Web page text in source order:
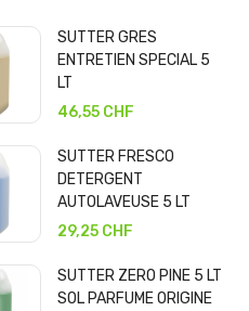
SUTTER GRES
ENTRETIEN SPECIAL 5
LT
46,55 CHF
SUTTER FRESCO
DETERGENT
AUTOLAVEUSE 5 LT
29,25 CHF
SUTTER ZERO PINE 5 LT
SOL PARFUME ORIGINE